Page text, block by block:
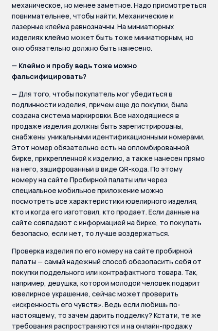
механическое, но менее заметное. Надо присмотреться
повнимательнее, чтобы найти. Механические и
лазерные клейма равнозначны. На миниатюрных
изделиях клеймо может быть тоже миниатюрным, но
оно обязательно должно быть нанесено.
— Клеймо и пробу ведь тоже можно
фальсифицировать?
— Для того, чтобы покупатель мог убедиться в
подлинности изделия, причем еще до покупки, была
создана система маркировки. Все находящиеся в
продаже изделия должны быть зарегистрированы,
снабжены уникальными идентификационными номерами.
Этот номер обязательно есть на опломбированной
бирке, прикрепленной к изделию, а также нанесен прямо
на него, зашифрованный в виде QR-кода. По этому
номеру на сайте Пробирной палаты или через
специальное мобильное приложение можно
посмотреть все характеристики ювелирного изделия,
кто и когда его изготовил, кто продает. Если данные на
сайте совпадают с информацией на бирке, то покупать
безопасно, если нет, то лучше воздержаться.
Проверка изделия по его номеру на сайте пробирной
палаты — самый надежный способ обезопасить себя от
покупки поддельного или контрафактного товара. Так,
например, девушка, которой молодой человек подарит
ювелирное украшение, сейчас может проверить
«искренность его чувств». Ведь если любишь по-
настоящему, то зачем дарить подделку? Кстати, те же
требования распространяются и на онлайн-продажу